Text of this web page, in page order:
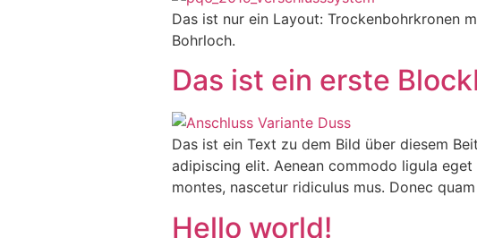
Das ist nur ein Layout: Trocken­bohr­kronen
Bohr­loch.
Das ist ein erste
Das ist ein Text zu dem Bild über diesem
adipiscing elit. Aenean commodo ligula
montes, nascetur ridiculus mus. Donec
Hello world!